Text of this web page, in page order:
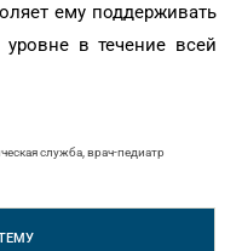
ему поддерживать
в течение всей
служба, врач-педиатр